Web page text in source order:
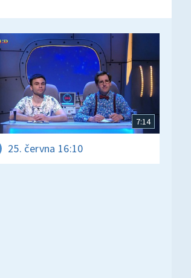
7:14
25. června 16:10